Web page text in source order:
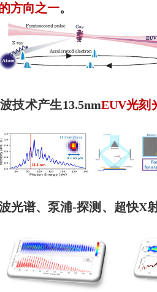
方向之一。
技术产生13.5nmEUV光刻
光谱、泵浦-探测、超快X